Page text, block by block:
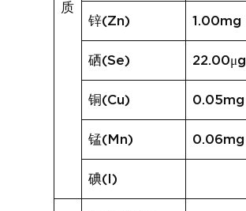
质
锌(Zn) 1.00mg
硒(Se) 22.00μg
铜(Cu) 0.05mg
锰(Mn) 0.06mg
碘(I)